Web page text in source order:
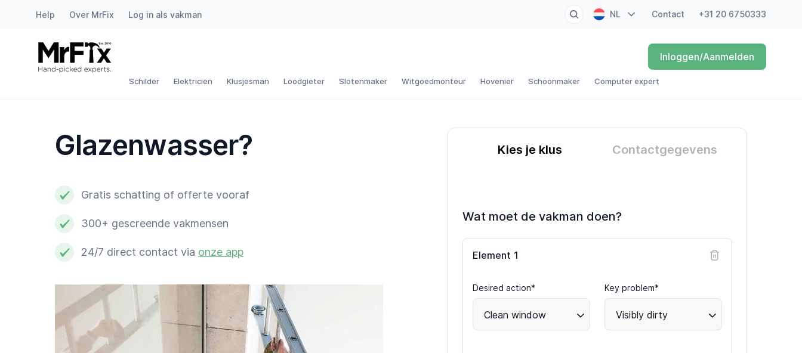
Help Over MrFix Log in als vakman NL Contact +31 20 6750333
Schilder Elektricien Klusjesman Loodgieter Slotenmaker Witgoedmonteur Hovenier Schoonmaker Computer expert
Inloggen/Aanmelden
Schilder
Loodgieter
Slotenmaker
Witgoedmonteur
Hovenier
Schoonmaker
Computer expert
Glazenwasser?
Gratis schatting of offerte vooraf
300+ gescreende vakmensen
24/7 direct contact via onze app
Kies je klus Contactgegevens
Wat moet de vakman doen?
Element 1
Desired action*
Clean window
Key problem*
Visibly dirty